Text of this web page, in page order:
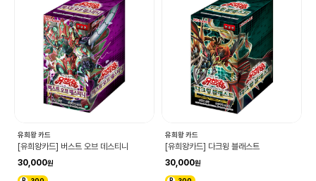
유희왕 카드
[유희왕카드] 버스트 오브 데스티니
30,000
유희왕 카드
[유희왕카드] 다크윙 블래스트
30,000